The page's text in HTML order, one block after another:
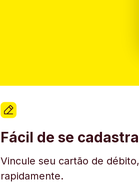
Fácil de se
Vincule seu cartão de
rapidamente.